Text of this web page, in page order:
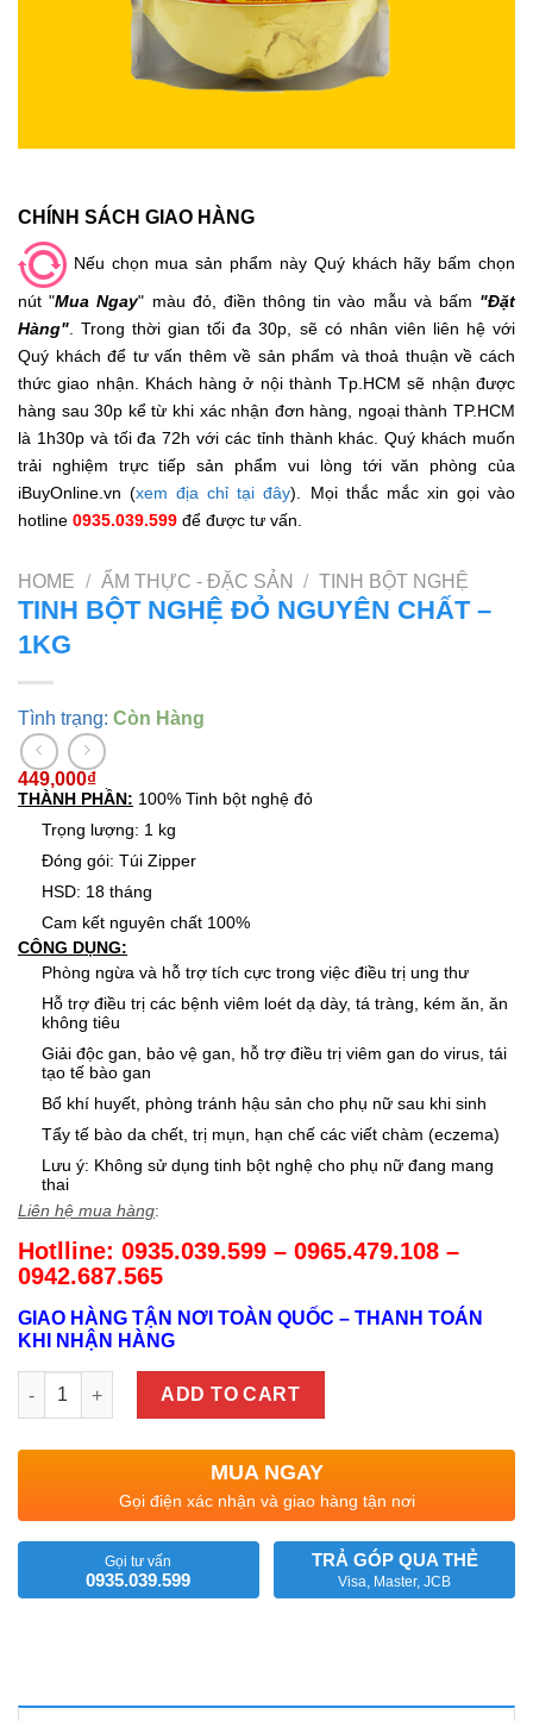
CHÍNH SÁCH GIAO HÀNG
Nếu chọn mua sản phẩm này Quý khách hãy bấm chọn
nút "Mua Ngay" màu đỏ, điền thông tin vào mẫu và bấm "Đặt
Hàng" . Trong thời gian tối đa 30p, sẽ có nhân viên liên hệ với
Quý khách để tư vấn thêm về sản phẩm và thoả thuận về cách
thức giao nhận. Khách hàng ở nội thành Tp.HCM sẽ nhận được
hàng sau 30p kể từ khi xác nhận đơn hàng, ngoại thành TP.HCM
là 1h30p và tối đa 72h với các tỉnh thành khác. Quý khách muốn
trải nghiệm trực tiếp sản phẩm vui lòng tới văn phòng của
iBuyOnline.vn (xem địa chỉ tại đây). Mọi thắc mắc xin gọi vào
hotline 0935.039.599 để được tư vấn.
HOME / ẨM THỰC - ĐẶC SẢN / TINH BỘT NGHỆ
TINH BỘT NGHỆ ĐỎ NGUYÊN CHẤT –
1KG
Tình trạng: Còn Hàng
449,000₫
THÀNH PHẦN: 100% Tinh bột nghệ đỏ
Trọng lượng: 1 kg
Đóng gói: Túi Zipper
HSD: 18 tháng
Cam kết nguyên chất 100%
CÔNG DỤNG:
Phòng ngừa và hỗ trợ tích cực trong việc điều trị ung thư
Hỗ trợ điều trị các bệnh viêm loét dạ dày, tá tràng, kém ăn, ăn
không tiêu
Giải độc gan, bảo vệ gan, hỗ trợ điều trị viêm gan do virus, tái
tạo tế bào gan
Bổ khí huyết, phòng tránh hậu sản cho phụ nữ sau khi sinh
Tẩy tế bào da chết, trị mụn, hạn chế các viết chàm (eczema)
Lưu ý: Không sử dụng tinh bột nghệ cho phụ nữ đang mang
thai
Liên hệ mua hàng:
Hotlline: 0935.039.599 – 0965.479.108 –
0942.687.565
GIAO HÀNG TẬN NƠI TOÀN QUỐC – THANH TOÁN
KHI NHẬN HÀNG
TINH BỘT NGHỆ ĐỎ NGUYÊN CHẤT - 1KG quantity
ADD TO CART
MUA NGAY
Gọi điện xác nhận và giao hàng tận nơi
Gọi tư vấn
0935.039.599
TRẢ GÓP QUA THẺ
Visa, Master, JCB